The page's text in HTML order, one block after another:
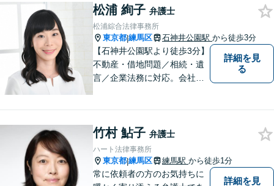
松浦 絢子 弁護士
松浦綜合法律事務所
東京都|練馬区 石神井公園駅 から徒歩3分
【石神井公園駅より徒歩3分】
不動産・借地問題／相続・遺
言／企業法務に対応。会社員
詳細を見
る
竹村 鮎子 弁護士
ハート法律事務所
東京都|練馬区 練馬駅 から徒歩1分
常に依頼者の方のお気持ちに
詳細を見